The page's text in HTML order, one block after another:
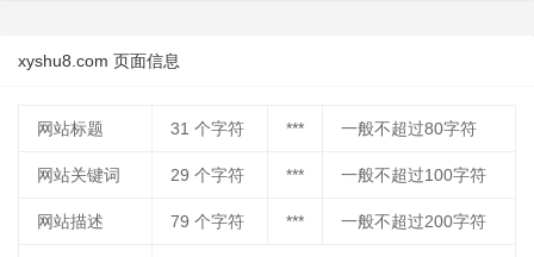
xyshu8.com 页面信息
网站标题 31 个字符 *** 一般不超过80字符
网站关键词 29 个字符 *** 一般不超过100字符
网站描述 79 个字符 *** 一般不超过200字符